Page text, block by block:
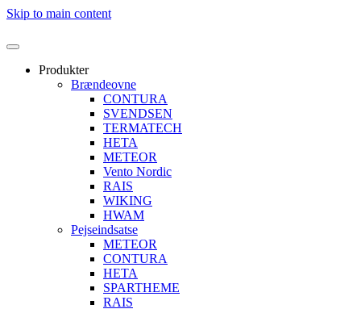
Skip to main content
Produkter
Brændeovne
CONTURA
SVENDSEN
TERMATECH
HETA
METEOR
Vento Nordic
RAIS
WIKING
HWAM
Pejseindsatse
METEOR
CONTURA
HETA
SPARTHEME
RAIS